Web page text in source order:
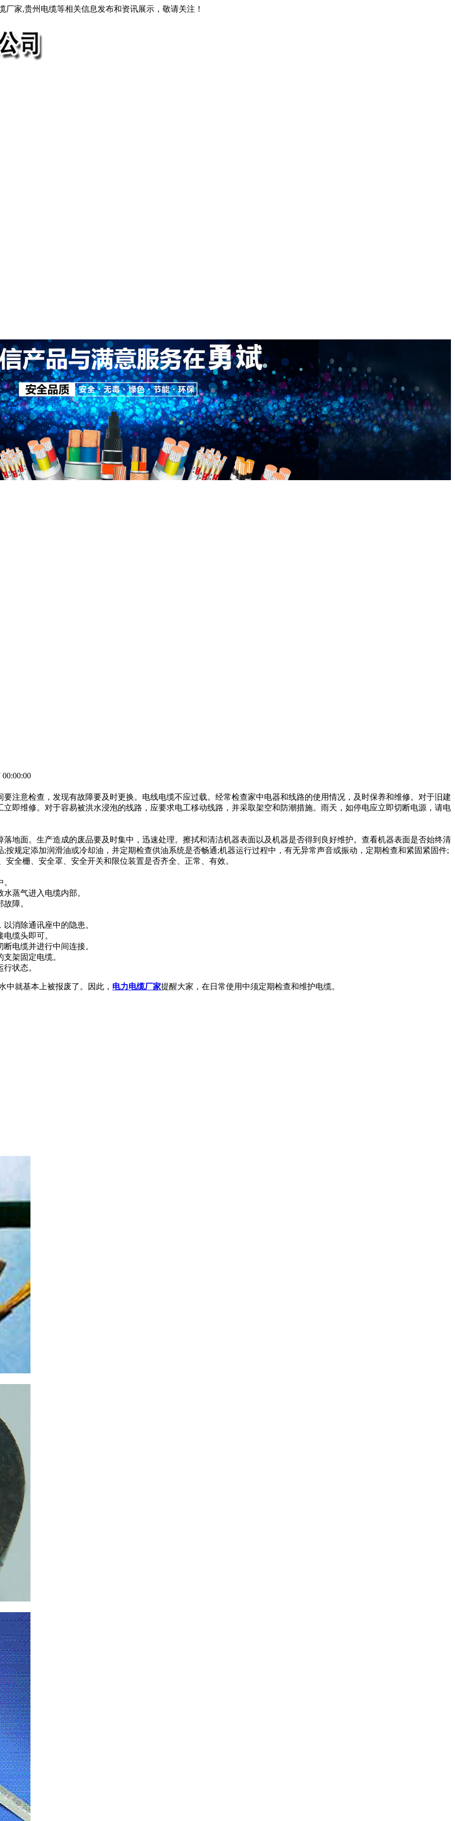
厂家,贵州电缆等相关信息发布和资讯展示，敬请关注！
注意检查，发现有故障要及时更换。电线电缆不应过载。经常检查家中电器和线路的使用情况，及时保养和维修。对于旧建
即维修。对于容易被洪水浸泡的线路，应要求电工移动线路，并采取架空和防潮措施。雨天，如停电应立即切断电源，请电
地面。生产造成的废品要及时集中，迅速处理。擦拭和清洁机器表面以及机器是否得到良好维护。查看机器表面是否始终清
规定添加润滑油或冷却油，并定期检查供油系统是否畅通;机器运行过程中，有无异常声音或振动，定期检查和紧固紧固件;
全栅、安全罩、安全开关和限位装置是否齐全、正常、有效。
蒸气进入电缆内部。
障。
消除通讯座中的隐患。
缆头即可。
电缆并进行中间连接。
架固定电缆。
状态。
中就基本上被报废了。因此， 电力电缆厂家提醒大家，在日常使用中须定期检查和维护电缆。